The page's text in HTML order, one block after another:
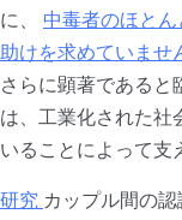
に、 中毒者のほとん
助けを求めていませ
さらに顕著であると
は、工業化された社
いることによって支
研究 カップル間の